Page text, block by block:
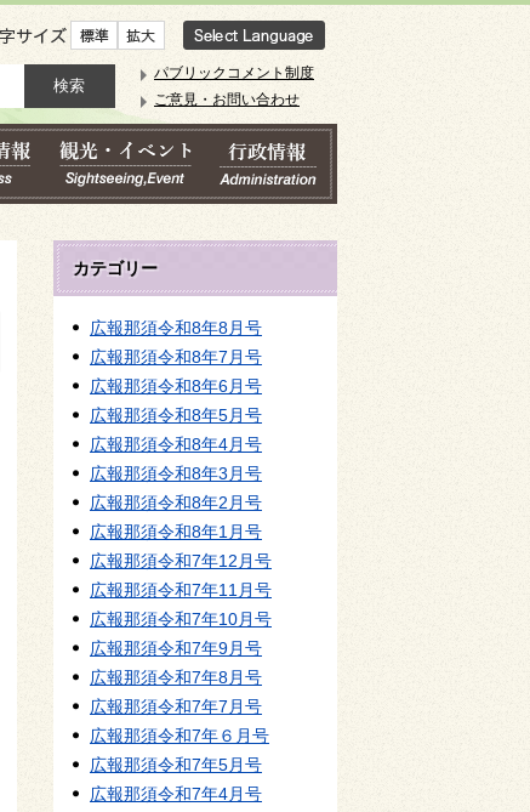
文字サイズ
パブリックコメント制度
ご意見・お問い合わせ
カテゴリー
広報那須令和8年8月号
広報那須令和8年7月号
広報那須令和8年6月号
広報那須令和8年5月号
広報那須令和8年4月号
広報那須令和8年3月号
広報那須令和8年2月号
広報那須令和8年1月号
広報那須令和7年12月号
広報那須令和7年11月号
広報那須令和7年10月号
広報那須令和7年9月号
広報那須令和7年8月号
広報那須令和7年7月号
広報那須令和7年６月号
広報那須令和7年5月号
広報那須令和7年4月号